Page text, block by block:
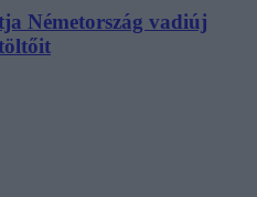
Németország vadiúj